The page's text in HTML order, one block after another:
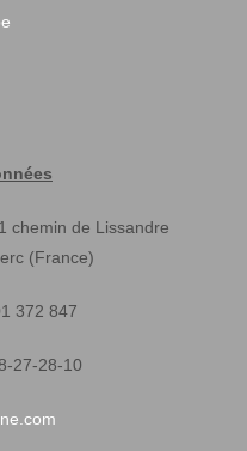
chemin de Lissandre
(France)
372 847
27-28-10